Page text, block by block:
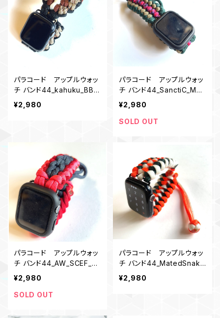
パラコード アップルウォッ
チ バンド44_kahuku_BBr
WDc
¥2,980
パラコード アップルウォッ
チ バンド44_SanctiC_MM_
GKCandy
¥2,980
SOLD OUT
パラコード アップルウォッ
チ バンド44_AW_SCEF_N
RP
¥2,980
SOLD OUT
パラコード アップルウォッ
チ バンド44_MatedSnake
_OGW
¥2,980